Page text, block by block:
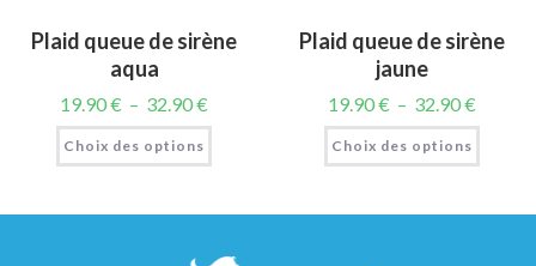
Plaid queue de sirène
aqua
19.90€ – 32.90€
Choix des options
Plaid queue de sirène
jaune
19.90€ – 32.90€
Choix des options